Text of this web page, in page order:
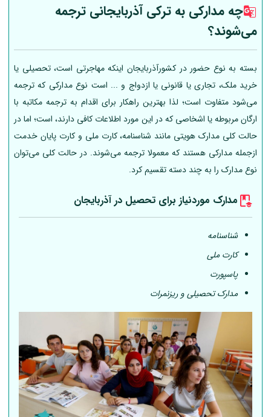
چه مدارکی به ترکی آذربایجانی ترجمه
می‌شوند؟
بسته به نوع حضور در کشورآذربایجان اینکه مهاجرتی است، تحصیلی یا
خرید ملک، تجاری یا قانونی یا ازدواج و ... است نوع مدارکی که ترجمه
می‌شود متفاوت است؛ لذا بهترین راهکار برای اقدام به ترجمه مکاتبه با
ارگان مربوطه یا اشخاصی که در این مورد اطلاعات کافی دارند، است؛ اما در
حالت کلی مدارک هویتی مانند شناسنامه، کارت ملی و کارت پایان خدمت
ازجمله مدارکی هستند که معمولا ترجمه می‌شوند. در حالت کلی می‌توان
نوع مدارک را به چند دسته تقسیم کرد.
مدارک موردنیاز برای تحصیل در آذربایجان
شناسنامه
کارت ملی
پاسپورت
مدارک تحصیلی و ریزنمرات